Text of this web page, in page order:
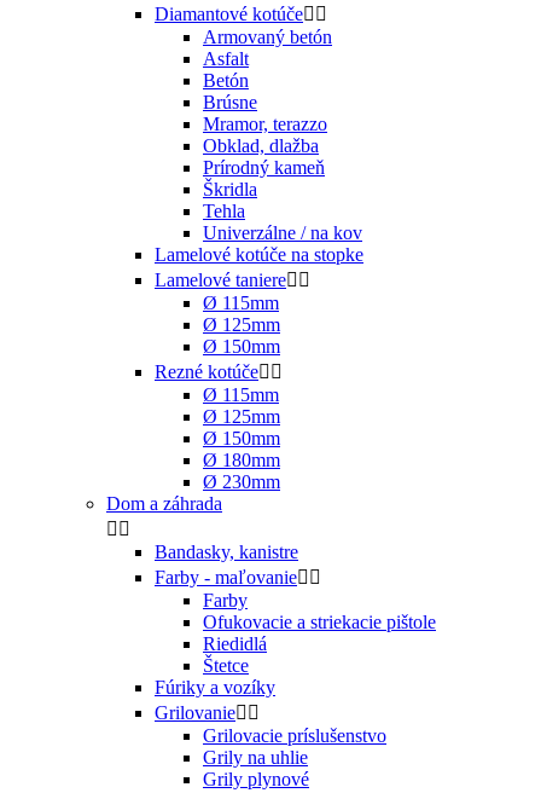
Diamantové kotúče 
Armovaný betón
Asfalt
Betón
Brúsne
Mramor, terazzo
Obklad, dlažba
Prírodný kameň
Škridla
Tehla
Univerzálne / na kov
Lamelové kotúče na stopke
Lamelové taniere 
Ø 115mm
Ø 125mm
Ø 150mm
Rezné kotúče 
Ø 115mm
Ø 125mm
Ø 150mm
Ø 180mm
Ø 230mm
Dom a záhrada
 
Bandasky, kanistre
Farby - maľovanie 
Farby
Ofukovacie a striekacie pištole
Riedidlá
Štetce
Fúriky a vozíky
Grilovanie 
Grilovacie príslušenstvo
Grily na uhlie
Grily plynové